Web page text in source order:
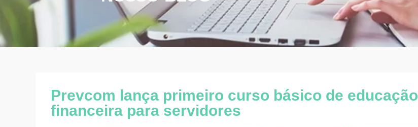
Prevcom lança primeiro curso básico de educação
financeira para servidores